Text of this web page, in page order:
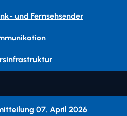
und Fernsehsender
07. April 2026